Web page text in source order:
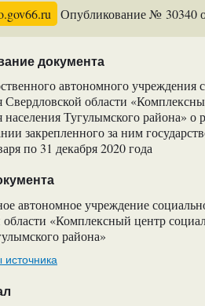
Опубликование № 30340
документа
автономного учреждения
Свердловской области
Тугулымского района» о
закрепленного за ним
по 31 декабря 2020 года
автономное учреждение
области «Комплексный центр
района»